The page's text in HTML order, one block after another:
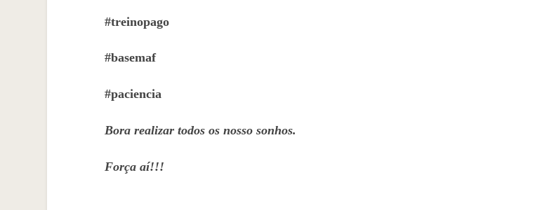
#treinopago
#basemaf
#paciencia
Bora realizar todos os nosso sonhos.
Força aí!!!